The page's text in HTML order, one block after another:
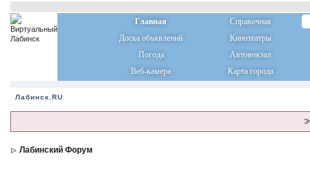
Главная
Справочная
Доска объявлений
Кинотеатры
Погода
Автовокзал
Веб-камера
Карта города
Лабинск.RU
Лабинский Форум